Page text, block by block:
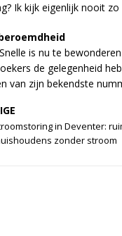
Ik kijk eigenlijk nooit
is nu te
de gelegenheid
van zijn bekendste
in Deventer:
zonder stroom